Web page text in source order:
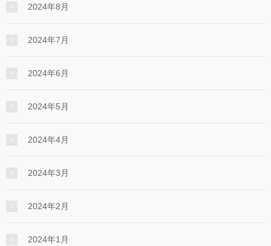
2024年8月
2024年7月
2024年6月
2024年5月
2024年4月
2024年3月
2024年2月
2024年1月